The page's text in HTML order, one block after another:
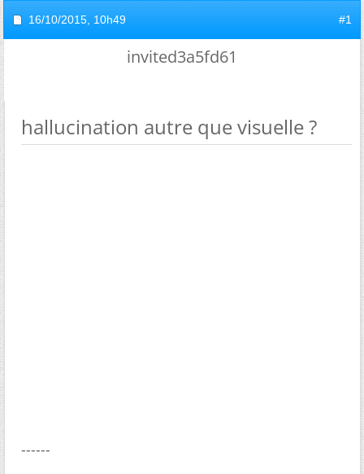
16/10/2015, 10h49 #1
invited3a5fd61
hallucination autre que visuelle ?
------